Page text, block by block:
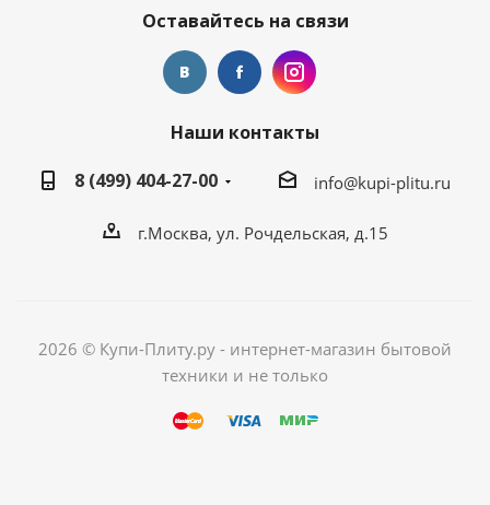
Оставайтесь на связи
Наши контакты
8 (499) 404-27-00
info@kupi-plitu.ru
г.Москва, ул. Рочдельская, д.15
2026 © Купи-Плиту.ру - интернет-магазин бытовой
техники и не только